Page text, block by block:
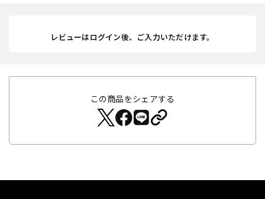
レビューはログイン後、ご入力いただけます。
この商品をシェアする